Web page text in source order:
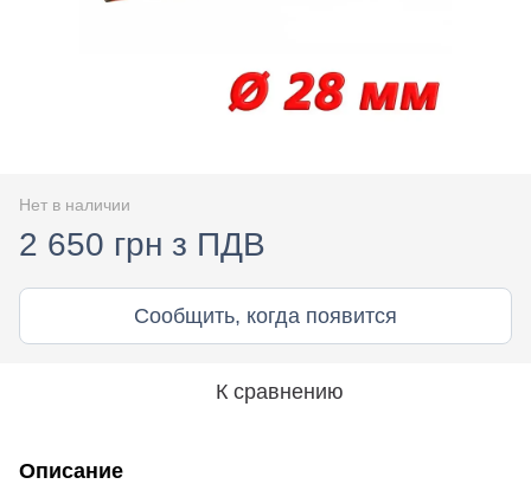
Нет в наличии
2 650 грн з ПДВ
Сообщить, когда появится
К сравнению
Описание